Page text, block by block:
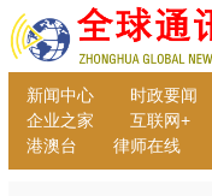
新闻中心 时政要闻
企业之家
互联网+
港澳台
律师在线